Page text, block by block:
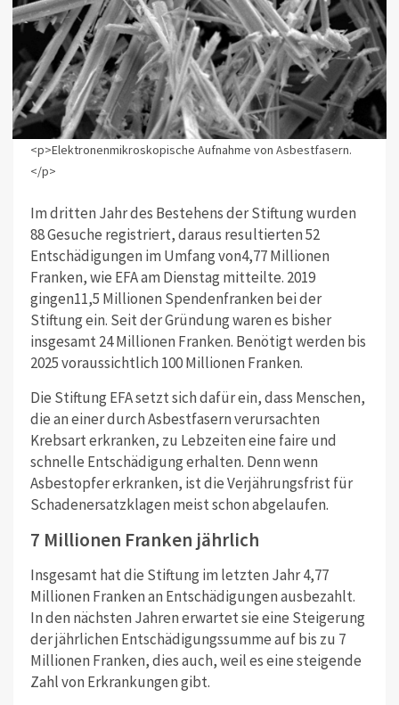
<p>Elektronenmikroskopische Aufnahme von Asbestfasern.
</p>
Im dritten Jahr des Bestehens der Stiftung wurden
88 Gesuche registriert, daraus resultierten 52
Entschädigungen im Umfang von4,77 Millionen
Franken, wie EFA am Dienstag mitteilte. 2019
gingen11,5 Millionen Spendenfranken bei der
Stiftung ein. Seit der Gründung waren es bisher
insgesamt 24 Millionen Franken. Benötigt werden bis
2025 voraussichtlich 100 Millionen Franken.
Die Stiftung EFA setzt sich dafür ein, dass Menschen,
die an einer durch Asbestfasern verursachten
Krebsart erkranken, zu Lebzeiten eine faire und
schnelle Entschädigung erhalten. Denn wenn
Asbestopfer erkranken, ist die Verjährungsfrist für
Schadenersatzklagen meist schon abgelaufen.
7 Millionen Franken jährlich
Insgesamt hat die Stiftung im letzten Jahr 4,77
Millionen Franken an Entschädigungen ausbezahlt.
In den nächsten Jahren erwartet sie eine Steigerung
der jährlichen Entschädigungssumme auf bis zu 7
Millionen Franken, dies auch, weil es eine steigende
Zahl von Erkrankungen gibt.